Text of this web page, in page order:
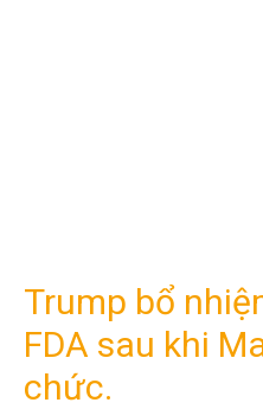
Trump bổ
FDA sau khi
chức.